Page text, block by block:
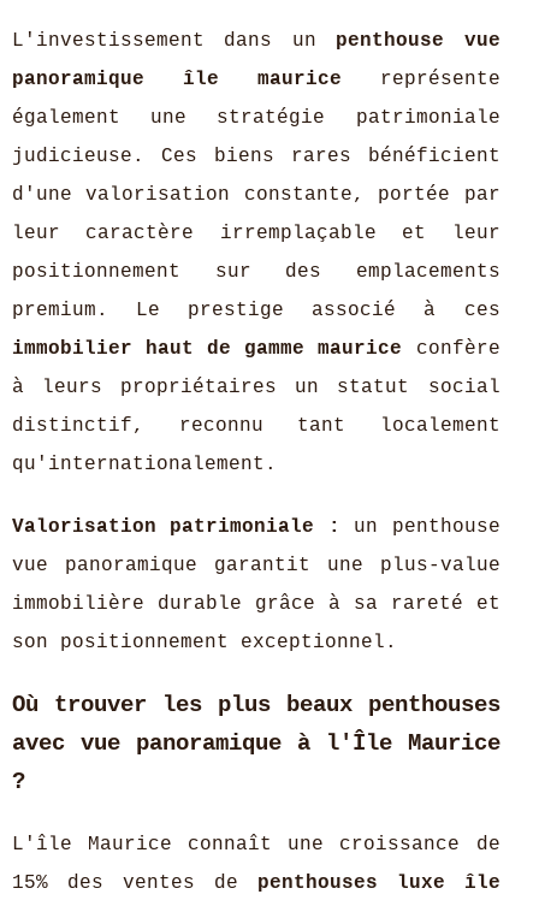
L'investissement dans un penthouse vue
panoramique île maurice représente
également une stratégie patrimoniale
judicieuse. Ces biens rares bénéficient
d'une valorisation constante, portée par
leur caractère irremplaçable et leur
positionnement sur des emplacements
premium. Le prestige associé à ces
immobilier haut de gamme maurice confère
à leurs propriétaires un statut social
distinctif, reconnu tant localement
qu'internationalement.
Valorisation patrimoniale :
un penthouse
vue panoramique garantit une plus-value
immobilière durable grâce à sa rareté et
son positionnement exceptionnel.
Où trouver les plus beaux penthouses
avec vue panoramique à l'Île Maurice
?
L'île Maurice connaît une croissance de
15% des ventes de penthouses luxe île